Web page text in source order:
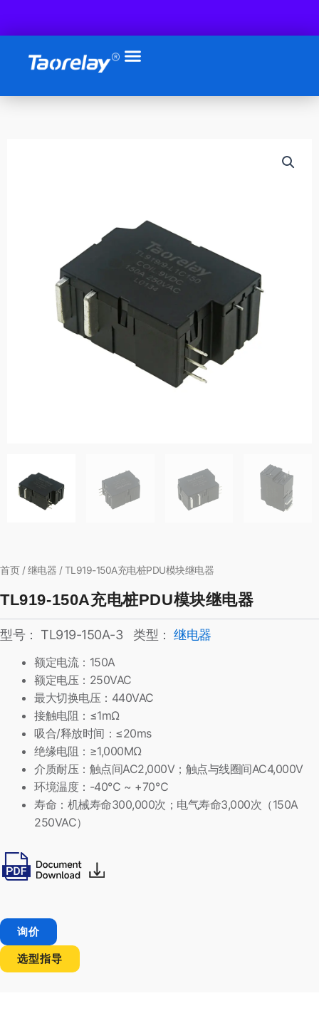
首页/继电器 / TL919-150A充电桩PDU模块继电器
TL919-150A充电桩PDU模块继电器
型号： TL919-150A-3 类型： 继电器
额定电流：150A
额定电压：250VAC
最大切换电压：440VAC
接触电阻：≤1mΩ
吸合/释放时间：≤20ms
绝缘电阻：≥1,000MΩ
介质耐压：触点间AC2,000V；触点与线圈间AC4,000V
环境温度：-40℃ ~ +70℃
寿命：机械寿命300,000次；电气寿命3,000次（150A
250VAC）
询价
选型指导